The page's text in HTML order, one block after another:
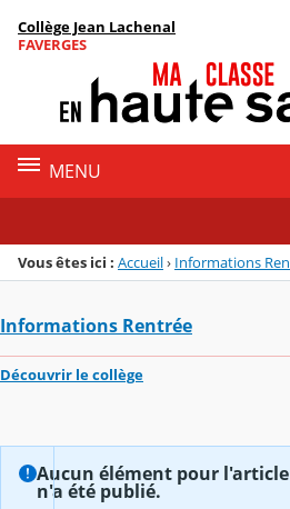
Menu de la rubrique
Contenu
Collège Jean Lachenal
FAVERGES
MENU
Vous êtes ici : Accueil› Informations
Informations Rentrée
Découvrir le collège
Aucun élément pour
n'a été publié.